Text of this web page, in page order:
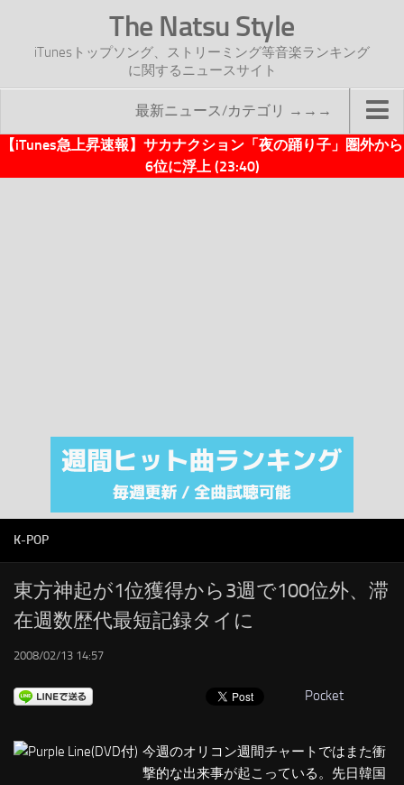
The Natsu Style
iTunesトップソング、ストリーミング等音楽ランキング
に関するニュースサイト
最新ニュース/カテゴリ →→→
TOP
注目カテゴリ
オリジナルiTunes週間トップソング
RSS
LINKS
【iTunes急上昇速報】サカナクション「夜の踊り子」圏外から
6位に浮上 (23:40)
K-POP
東方神起が1位獲得から3週で100位外、滞
在週数歴代最短記録タイに
2008/02/13 14:57
Pocket
今週のオリコン週間チャートではまた衝
撃的な出来事が起こっている。先日韓国